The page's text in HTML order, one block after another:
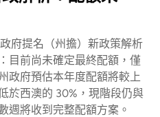
府提名（州擔）新政策解析
目前尚未確定最終配額，僅
政府預估本年度配額將較上
於西澳的 30%，現階段仍與
週將收到完整配額方案。